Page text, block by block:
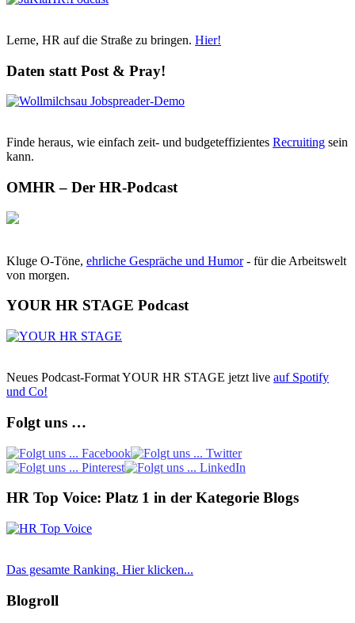
Lerne, HR auf die Straße zu bringen. Hier!
Daten statt Post & Pray!
Finde heraus, wie einfach zeit- und budgeteffizientes Recruiting sein
kann.
OMHR – Der HR-Podcast
Kluge O-Töne, ehrliche Gespräche und Humor- für die Arbeitswelt
von morgen.
YOUR HR STAGE Podcast
Neues Podcast-Format YOUR HR STAGE jetzt live auf Spotify
und Co!
Folgt uns …
HR Top Voice: Platz 1 in der Kategorie Blogs
Das gesamte Ranking. Hier klicken...
Blogroll